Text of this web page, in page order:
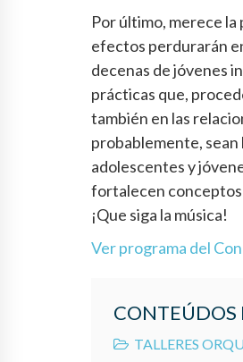
Por último, merece
efectos perdurarán
decenas de jóvenes
prácticas que,
también en las
probablemente, sean
adolescentes y
fortalecen conceptos
¡Que siga la música!
Ver programa del
CONTEÚDOS
TALLERES